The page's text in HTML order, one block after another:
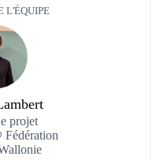
L'ÉQUIPE
projet
Fédération